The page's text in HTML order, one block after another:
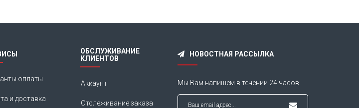
оплаты
и доставка
ОБСЛУЖИВАНИЕ
КЛИЕНТОВ
Аккаунт
Отслеживание заказа
НОВОСТНАЯ РАССЫЛКА
Мы Вам напишем в течении 24 часов